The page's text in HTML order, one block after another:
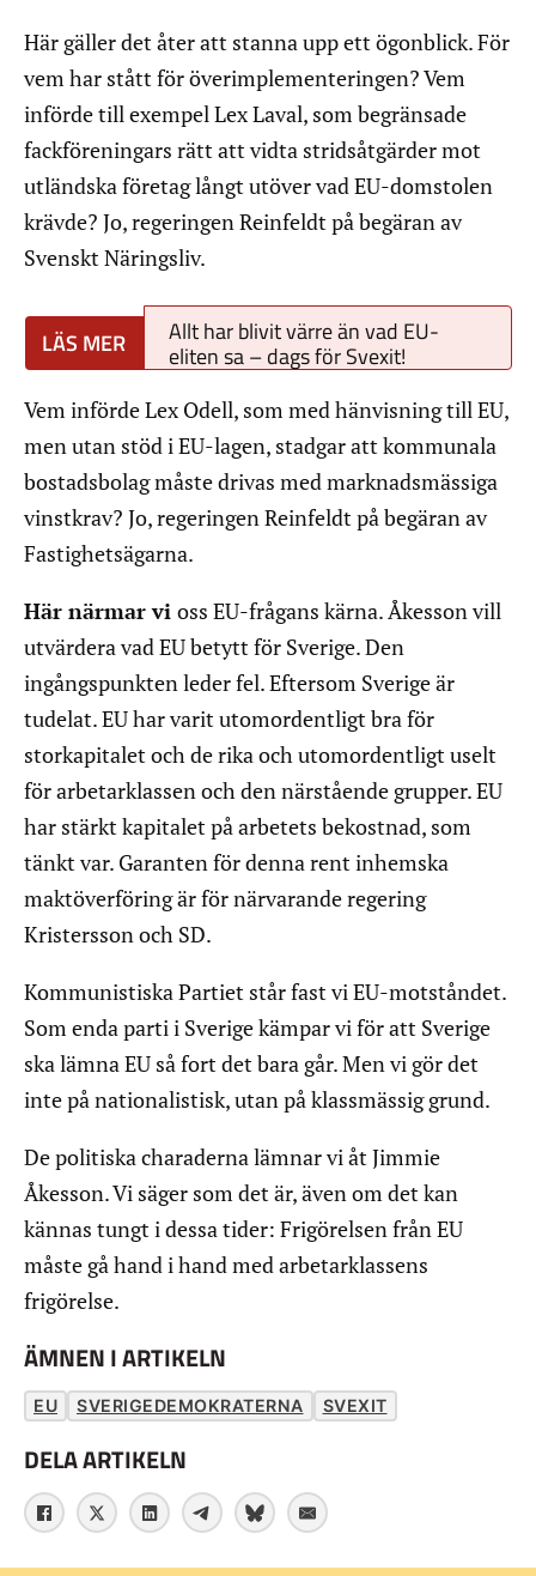
Här gäller det åter att stanna upp ett ögonblick. För
vem har stått för överimplementeringen? Vem
införde till exempel Lex Laval, som begränsade
fackföreningars rätt att vidta stridsåtgärder mot
utländska företag långt utöver vad EU-domstolen
krävde? Jo, regeringen Reinfeldt på begäran av
Svenskt Näringsliv.
Allt har blivit värre än vad EU-
eliten sa – dags för Svexit!
Vem införde Lex Odell, som med hänvisning till EU,
men utan stöd i EU-lagen, stadgar att kommunala
bostadsbolag måste drivas med marknadsmässiga
vinstkrav? Jo, regeringen Reinfeldt på begäran av
Fastighetsägarna.
Här närmar vi oss EU-frågans kärna. Åkesson vill
utvärdera vad EU betytt för Sverige. Den
ingångspunkten leder fel. Eftersom Sverige är
tudelat. EU har varit utomordentligt bra för
storkapitalet och de rika och utomordentligt uselt
för arbetarklassen och den närstående grupper. EU
har stärkt kapitalet på arbetets bekostnad, som
tänkt var. Garanten för denna rent inhemska
maktöverföring är för närvarande regering
Kristersson och SD.
Kommunistiska Partiet står fast vi EU-motståndet.
Som enda parti i Sverige kämpar vi för att Sverige
ska lämna EU så fort det bara går. Men vi gör det
inte på nationalistisk, utan på klassmässig grund.
De politiska charaderna lämnar vi åt Jimmie
Åkesson. Vi säger som det är, även om det kan
kännas tungt i dessa tider: Frigörelsen från EU
måste gå hand i hand med arbetarklassens
frigörelse.
ÄMNEN I ARTIKELN
EU SVERIGEDEMOKRATERNA SVEXIT
DELA ARTIKELN